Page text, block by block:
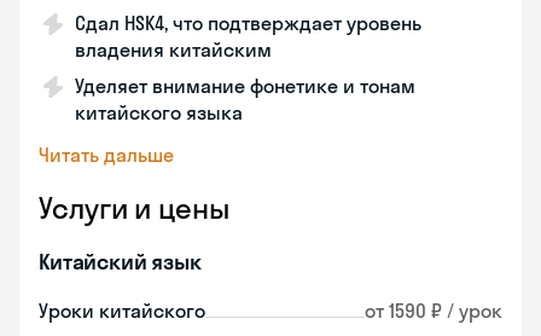
Сдал HSK4, что подтверждает уровень
владения китайским
Уделяет внимание фонетике и тонам
китайского языка
Читать дальше
Услуги и цены
Китайский язык
Уроки китайского от 1590 ₽ / урок